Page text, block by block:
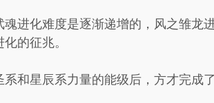
进化难度是逐渐递增的，风之雏龙
的征兆。
和星辰系力量的能级后，方才完成了